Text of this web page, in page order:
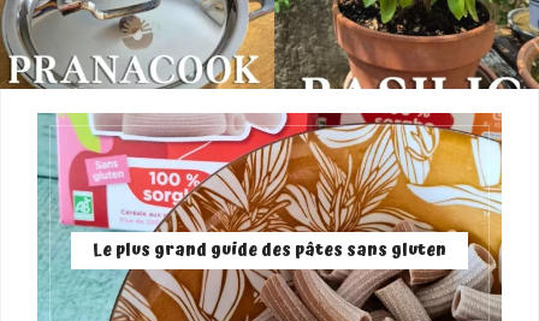
Le plus grand guide des pâtes sans gluten